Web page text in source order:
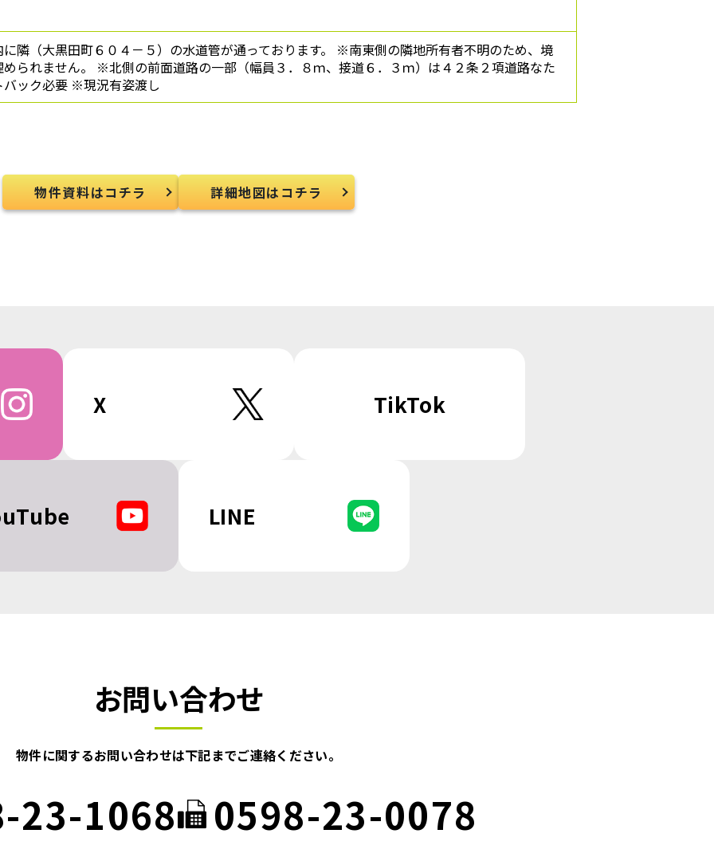
隣（大黒田町６０４－５）の水道管が通っております。 ※南東側の隣地所有者不明のため、境
められません。 ※北側の前面道路の一部（幅員３．８ｍ、接道６．３ｍ）は４２条２項道路なた
バック必要 ※現況有姿渡し
物件資料はコチラ 詳細地図はコチラ
X TikTok
LINE
お問い合わせ
物件に関するお問い合わせは下記までご連絡ください。
23-1068 0598-23-0078